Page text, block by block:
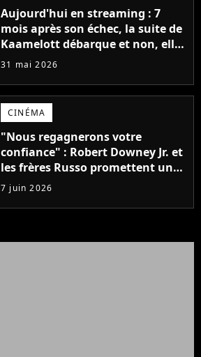
Aujourd'hui en streaming : 7
mois après son échec, la suite de
Kaamelott débarque et non, elle
n'a pas été censurée
31 mai 2026
CINÉMA
"Nous regagnerons votre
confiance" : Robert Downey Jr. et
les frères Russo promettent une
révolution pour Avengers :
Doomsday
7 juin 2026